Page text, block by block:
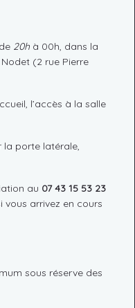
20h à 00h, dans la
(2 rue Pierre
l’accès à la salle
la porte latérale,
au 07 43 15 53 23
vous arrivez en cours
sous réserve des